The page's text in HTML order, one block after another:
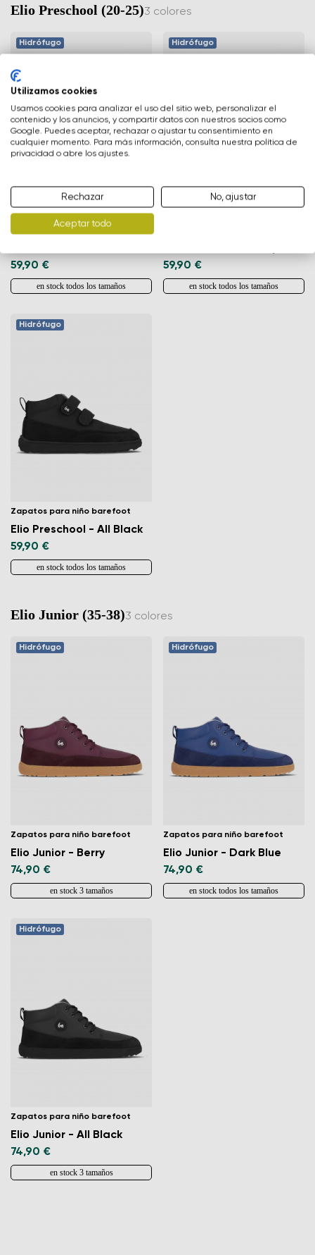
Selecciona un idioma
Elio Preschool (20-25)3 colores
Hidrófugo
Zapatos para niño barefoot
59,90 €
en stock todos los tamaños
Hidrófugo
59,90 €
en stock todos los tamaños
Hidrófugo
Zapatos para niño barefoot
Elio Preschool - All Black
59,90 €
en stock todos los tamaños
Elio Junior (35-38)3 colores
Hidrófugo
Zapatos para niño barefoot
Elio Junior - Berry
74,90 €
en stock 3 tamaños
Hidrófugo
Zapatos para niño barefoot
Elio Junior - Dark Blue
74,90 €
en stock todos los tamaños
Hidrófugo
Zapatos para niño barefoot
Elio Junior - All Black
74,90 €
en stock 3 tamaños
Utilizamos cookies
Usamos cookies para analizar el uso del sitio web, personalizar el
contenido y los anuncios, y compartir datos con nuestros socios como
Google. Puedes aceptar, rechazar o ajustar tu consentimiento en
cualquier momento. Para más información, consulta nuestra política de
privacidad o abre los ajustes.
Rechazar No, ajustar
Aceptar todo